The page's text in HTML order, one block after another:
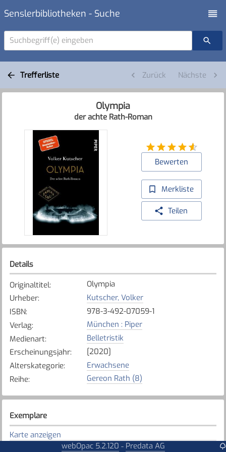
Senslerbibliotheken - Suche
Suchbegriff(e) eingeben
Trefferliste Zurück Nächste
Olympia
der achte Rath-Roman
Bewerten
Merkliste
Teilen
Details
Originaltitel:
Olympia
Urheber:
Kutscher, Volker
ISBN:
978-3-492-07059-1
Verlag:
München : Piper
Medienart:
Belletristik
Erscheinungsjahr:
[2020]
Alterskategorie:
Erwachsene
Reihe: Gereon Rath (8)
Exemplare
Karte anzeigen
webOpac 5.2.120 - Predata AG